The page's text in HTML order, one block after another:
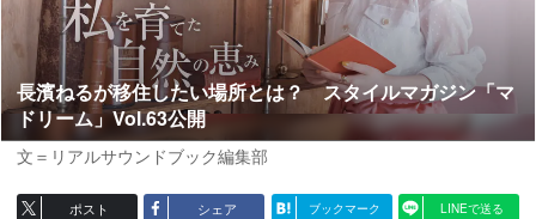
長濱ねるが移住したい場所とは？ スタイルマガジン「マ
ドリーム」Vol.63公開
文＝リアルサウンドブック編集部
ポスト シェア ブックマーク LINEで送る